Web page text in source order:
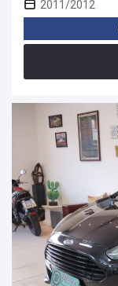
2011/2012